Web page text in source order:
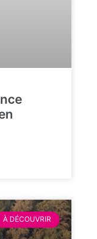
À DÉCOUVRIR